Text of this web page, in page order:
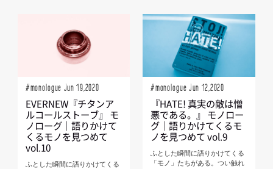
#monologue Jun 19,2020
EVERNEW『チタンア
ルコールストーブ』 モ
ノローグ｜語りかけて
くるモノを見つめて
vol.10
ふとした瞬間に語りかけてくる
#monologue Jun 12,2020
『HATE! 真実の敵は憎
悪である。』 モノロー
グ｜語りかけてくるモ
ノを見つめて vol.9
ふとした瞬間に語りかけてくる
「モノ」たちがある。つい触れ